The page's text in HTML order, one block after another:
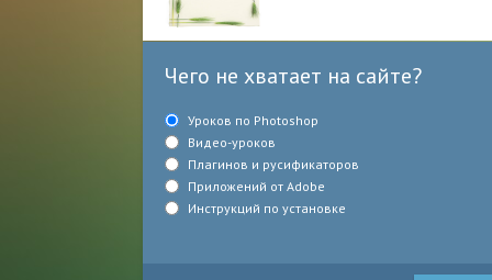
Чего не хватает на сайте?
Уроков по Photoshop
Видео-уроков
Плагинов и русификаторов
Приложений от Adobe
Инструкций по установке